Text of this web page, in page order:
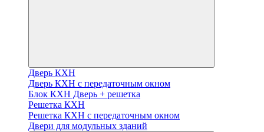
Дверь КХН
Дверь КХН с передаточным окном
Блок КХН Дверь + решетка
Решетка КХН
Решетка КХН с передаточным окном
Двери для модульных зданий